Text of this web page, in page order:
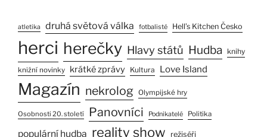
atletika druhá světová válka fotbalisté Hell’s Kitchen Česko
herci herečky Hlavy států Hudba knihy
knižní novinky krátké zprávy Kultura Love Island
Magazín nekrolog Olympijské hry
Osobnosti 20. století Panovníci Podnikatelé Politika
populární hudba reality show režiséři